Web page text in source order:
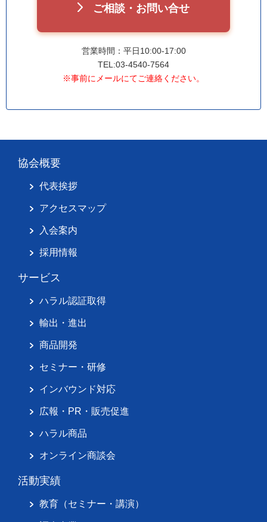
ご相談・お問い合せ
営業時間：平日10:00-17:00
TEL:03-4540-7564
※事前にメールにてご連絡ください。
協会概要
代表挨拶
アクセスマップ
入会案内
採用情報
サービス
ハラル認証取得
輸出・進出
商品開発
セミナー・研修
インバウンド対応
広報・PR・販売促進
ハラル商品
オンライン商談会
活動実績
教育（セミナー・講演）